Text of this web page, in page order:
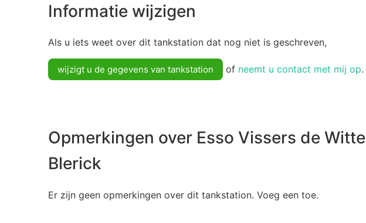
Informatie wijzigen
Als u iets weet over dit tankstation dat nog niet is geschreven,
wijzigt u de gegevens van tankstation of neemt u contact met mij op.
Opmerkingen over Esso Vissers de Witte |
Blerick
Er zijn geen opmerkingen over dit tankstation. Voeg een toe.